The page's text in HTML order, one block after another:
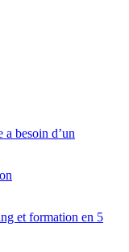
a besoin d’un
et formation en 5